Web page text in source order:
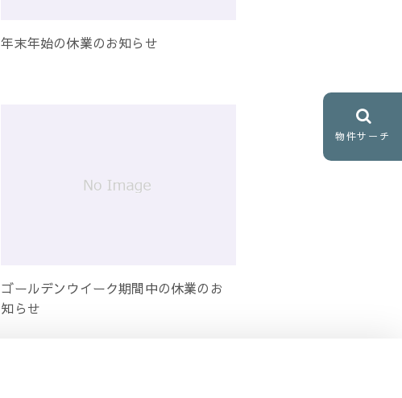
年末年始の休業のお知らせ
ゴールデンウイーク期間中の休業のお
知らせ
物件サーチ